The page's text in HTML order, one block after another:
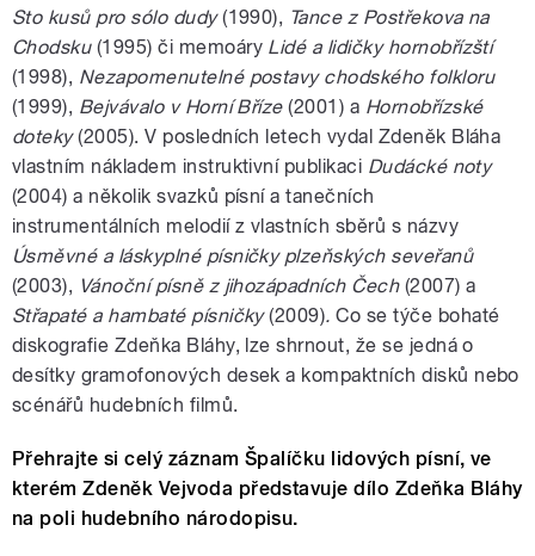
Sto kusů pro sólo dudy(1990), Tance z Postřekova na
Chodsku (1995) či memoáry Lidé a lidičky hornobřízští
(1998), Nezapomenutelné postavy chodského folkloru
(1999), Bejvávalo v Horní Bříze(2001) a Hornobřízské
doteky(2005). V posledních letech vydal Zdeněk Bláha
vlastním nákladem instruktivní publikaci Dudácké noty
(2004) a několik svazků písní a tanečních
instrumentálních melodií z vlastních sběrů s názvy
Úsměvné a láskyplné písničky plzeňských seveřanů
(2003), Vánoční písně z jihozápadních Čech(2007) a
Střapaté a hambaté písničky(2009).Co se týče bohaté
diskografie Zdeňka Bláhy, lze shrnout, že se jedná o
desítky gramofonových desek a kompaktních disků nebo
scénářů hudebních filmů.
Přehrajte si celý záznam Špalíčku lidových písní, ve
kterém Zdeněk Vejvoda představuje dílo Zdeňka Bláhy
na poli hudebního národopisu.